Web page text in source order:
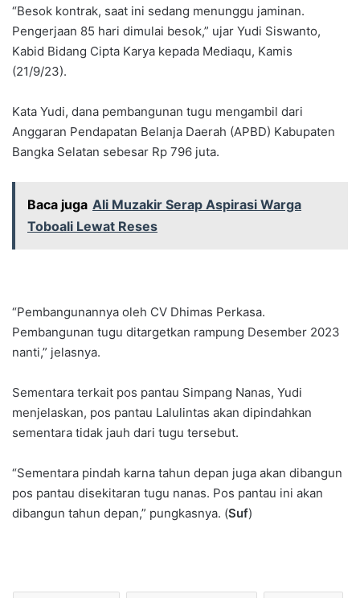
“Besok kontrak, saat ini sedang menunggu jaminan.
Pengerjaan 85 hari dimulai besok,” ujar Yudi Siswanto,
Kabid Bidang Cipta Karya kepada Mediaqu, Kamis
(21/9/23).
Kata Yudi, dana pembangunan tugu mengambil dari
Anggaran Pendapatan Belanja Daerah (APBD) Kabupaten
Bangka Selatan sebesar Rp 796 juta.
Baca juga Ali Muzakir Serap Aspirasi Warga
Toboali Lewat Reses
“Pembangunannya oleh CV Dhimas Perkasa.
Pembangunan tugu ditargetkan rampung Desember 2023
nanti,” jelasnya.
Sementara terkait pos pantau Simpang Nanas, Yudi
menjelaskan, pos pantau Lalulintas akan dipindahkan
sementara tidak jauh dari tugu tersebut.
“Sementara pindah karna tahun depan juga akan dibangun
pos pantau disekitaran tugu nanas. Pos pantau ini akan
dibangun tahun depan,” pungkasnya. (Suf)